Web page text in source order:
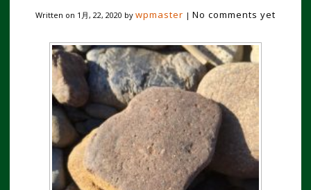
Written on 1月, 22, 2020 by wpmaster | No comments yet